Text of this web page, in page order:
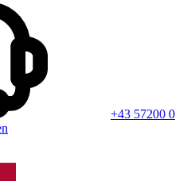
+43 57200 0